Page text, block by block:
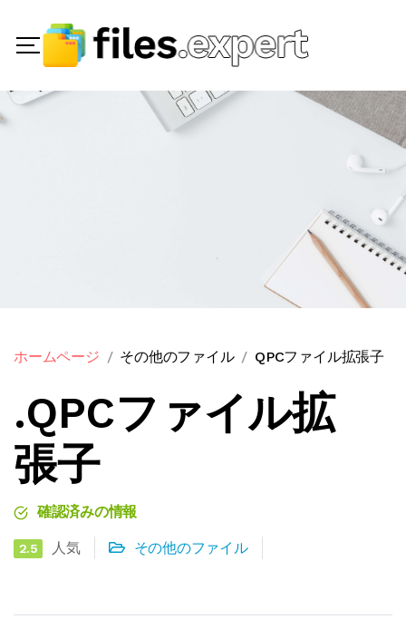
ホームページ その他のファイル QPCファイル拡張子
.QPCファイル拡
張子
確認済みの情報
2.5 人気 その他のファイル